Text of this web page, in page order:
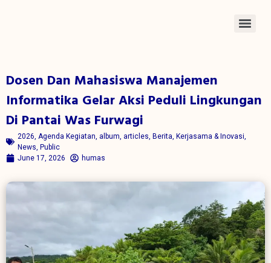
Dosen Dan Mahasiswa Manajemen
Informatika Gelar Aksi Peduli Lingkungan
Di Pantai Was Furwagi
2026, Agenda Kegiatan, album, articles, Berita, Kerjasama & Inovasi,
News, Public
June 17, 2026
humas